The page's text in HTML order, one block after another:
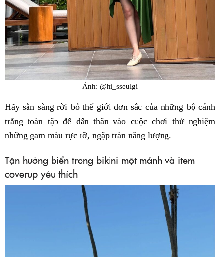
Ảnh: @hi_sseulgi
Hãy sẵn sàng rời bỏ thế giới đơn sắc của những bộ cánh
trắng toàn tập để dấn thân vào cuộc chơi thử nghiệm
những gam màu rực rỡ, ngập tràn năng lượng.
Tận hưởng biển trong bikini một mảnh và item
coverup yêu thích